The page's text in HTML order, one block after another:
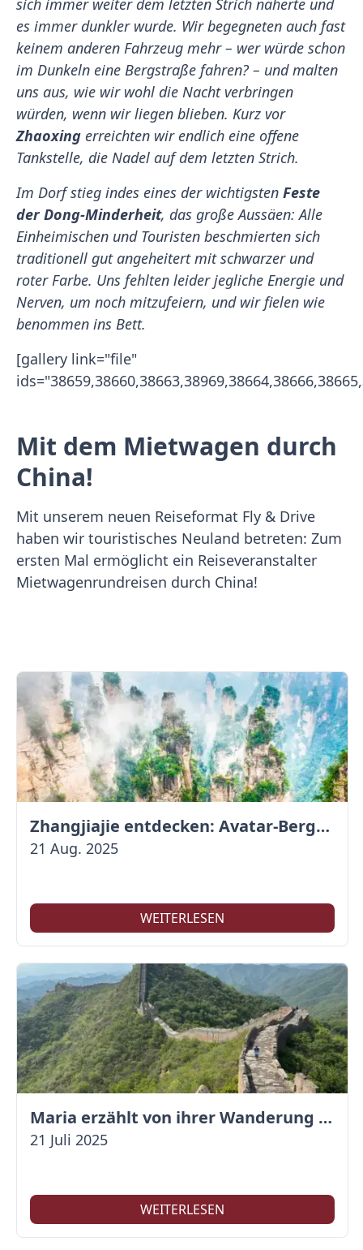
sich immer weiter dem letzten Strich näherte und
es immer dunkler wurde. Wir begegneten auch fast
keinem anderen Fahrzeug mehr – wer würde schon
im Dunkeln eine Bergstraße fahren? – und malten
uns aus, wie wir wohl die Nacht verbringen
würden, wenn wir liegen blieben. Kurz vor
Zhaoxing erreichten wir endlich eine offene
Tankstelle, die Nadel auf dem letzten Strich.
Im Dorf stieg indes eines der wichtigsten Feste
der Dong-Minderheit, das große Aussäen: Alle
Einheimischen und Touristen beschmierten sich
traditionell gut angeheitert mit schwarzer und
roter Farbe. Uns fehlten leider jegliche Energie und
Nerven, um noch mitzufeiern, und wir fielen wie
benommen ins Bett.
[gallery link="file"
Mit dem Mietwagen durch
China!
Mit unserem neuen Reiseformat Fly & Drive
haben wir touristisches Neuland betreten: Zum
ersten Mal ermöglicht ein Reiseveranstalter
Mietwagenrundreisen durch China!
Zhangjiajie entdecken: Avatar-Berge & Altstadt von Fenghuang
21 Aug. 2025
WEITERLESEN
Maria erzählt von ihrer Wanderung auf der Großen Mauer
21 Juli 2025
WEITERLESEN